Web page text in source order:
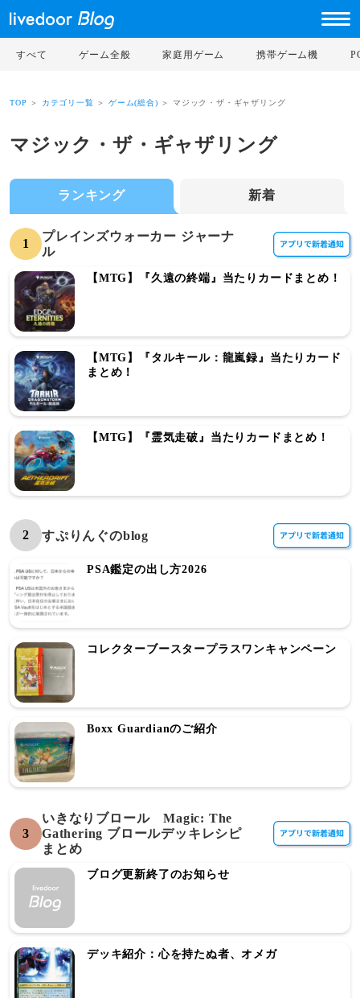
すべて ゲーム全般 家庭用ゲーム 携帯ゲーム機
TOP ＞ カテゴリ一覧 ＞ゲーム(総合) ＞ マジック・ザ・ギャザリング
マジック・ザ・ギャザリング
ランキング 新着
1
プレインズウォーカー ジャーナ
ル
【MTG】『久遠の終端』当たりカードまとめ！
【MTG】『タルキール：龍嵐録』当たりカード
まとめ！
【MTG】『霊気走破』当たりカードまとめ！
2 すぷりんぐのblog
PSA鑑定の出し方2026
コレクターブースタープラスワンキャンペーン
Boxx Guardianのご紹介
3
いきなりブロール Magic: The
Gathering ブロールデッキレシピ
まとめ
ブログ更新終了のお知らせ
デッキ紹介：心を持たぬ者、オメガ